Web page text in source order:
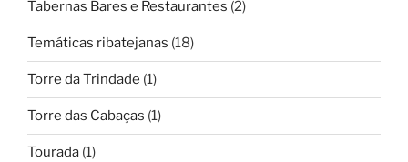
Tabernas Bares e Restaurantes (2)
Temáticas ribatejanas (18)
Torre da Trindade (1)
Torre das Cabaças (1)
Tourada (1)